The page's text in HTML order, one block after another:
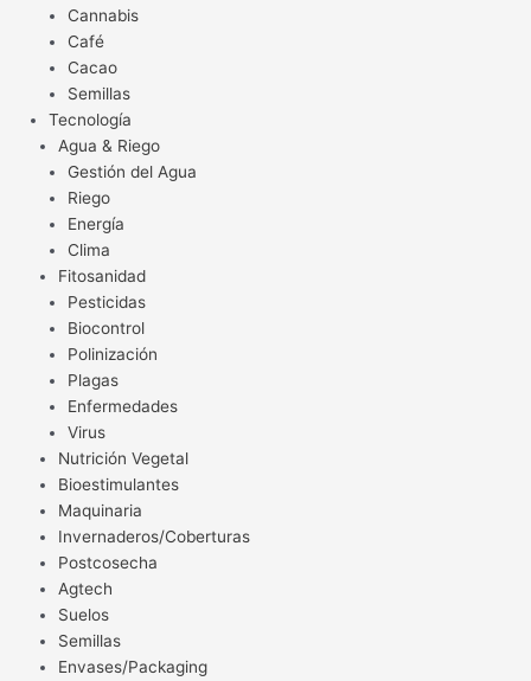
Cannabis
Café
Cacao
Semillas
Tecnología
Agua & Riego
Gestión del Agua
Riego
Energía
Clima
Fitosanidad
Pesticidas
Biocontrol
Polinización
Plagas
Enfermedades
Virus
Nutrición Vegetal
Bioestimulantes
Maquinaria
Invernaderos/Coberturas
Postcosecha
Agtech
Suelos
Semillas
Envases/Packaging